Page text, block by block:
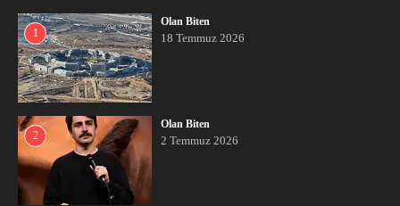
1
Olan Biten
18 Temmuz 2026
2
Olan Biten
2 Temmuz 2026